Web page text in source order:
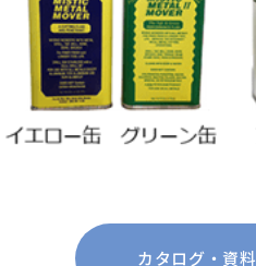
カタログ・資料